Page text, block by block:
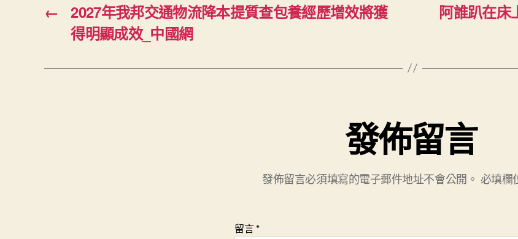
←
2027年我邦交通物流降本提質查包養經歷增效將獲
得明顯成效_中國網
阿誰趴在床
發佈留言
發佈留言必須填寫的電子郵件地址不會公開。 必填欄
留言*